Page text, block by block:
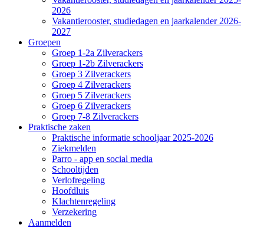
2026
Vakantierooster, studiedagen en jaarkalender 2026-
2027
Groepen
Groep 1-2a Zilverackers
Groep 1-2b Zilverackers
Groep 3 Zilverackers
Groep 4 Zilverackers
Groep 5 Zilverackers
Groep 6 Zilverackers
Groep 7-8 Zilverackers
Praktische zaken
Praktische informatie schooljaar 2025-2026
Ziekmelden
Parro - app en social media
Schooltijden
Verlofregeling
Hoofdluis
Klachtenregeling
Verzekering
Aanmelden